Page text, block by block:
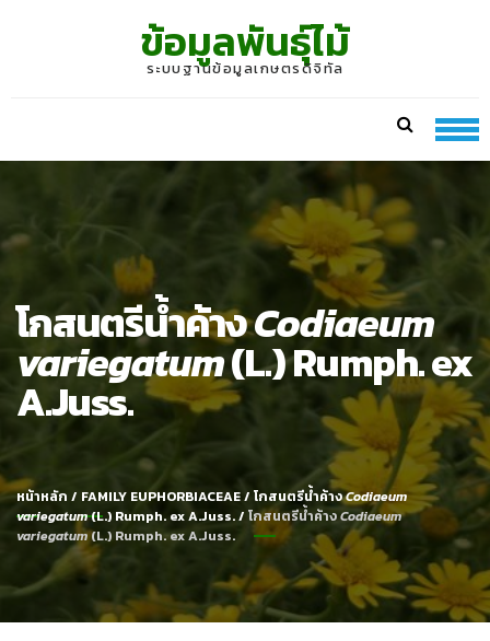
ข้อมูลพันธุ์ไม้
ระบบฐานข้อมูลเกษตรดิจิทัล
โกสนตรีน้ำค้างCodiaeum
variegatum(L.) Rumph. ex
A.Juss.
หน้าหลัก / FAMILY EUPHORBIACEAE/ โกสนตรีน้ำค้างCodiaeum
variegatum(L.) Rumph. ex A.Juss./ โกสนตรีน้ำค้างCodiaeum
variegatum(L.) Rumph. ex A.Juss.